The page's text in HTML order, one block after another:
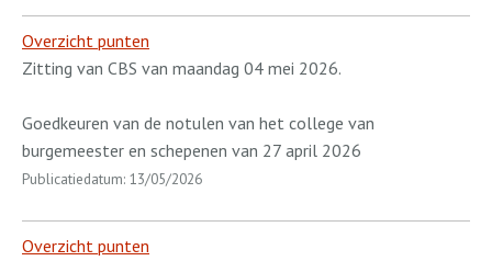
Overzicht punten
Zitting van CBS van maandag 04 mei 2026.
Goedkeuren van de notulen van het college van
burgemeester en schepenen van 27 april 2026
Publicatiedatum: 13/05/2026
Overzicht punten